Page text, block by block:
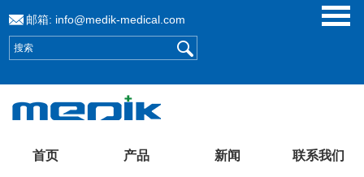
邮箱: info@medik-medical.com
首页 产品 新闻 联系我们